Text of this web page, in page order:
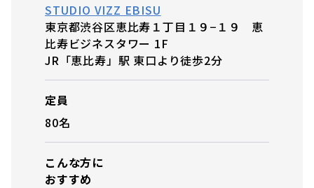
STUDIO VIZZ EBISU
東京都渋谷区恵比寿１丁目１９−１９ 恵
比寿ビジネスタワー 1F
JR「恵比寿」駅 東口より徒歩2分
定員
80名
こんな方に
おすすめ